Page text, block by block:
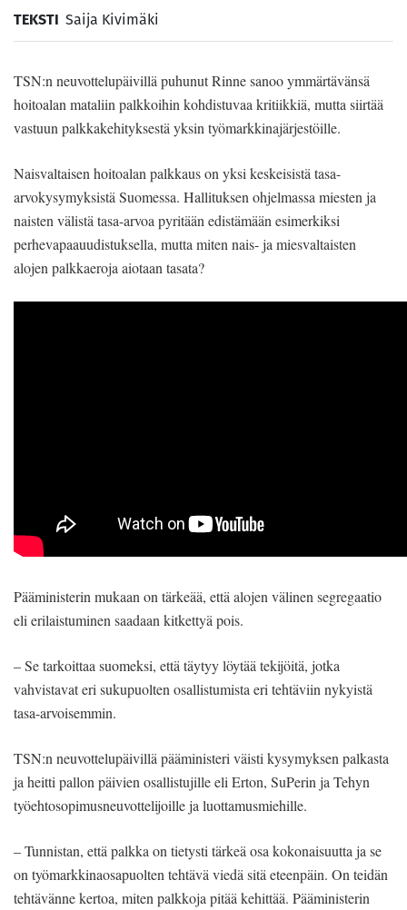
TEKSTI Saija Kivimäki
TSN:n neuvottelupäivillä puhunut Rinne sanoo ymmärtävänsä
hoitoalan mataliin palkkoihin kohdistuvaa kritiikkiä, mutta siirtää
vastuun palkkakehityksestä yksin työmarkkinajärjestöille.
Naisvaltaisen hoitoalan palkkaus on yksi keskeisistä tasa-
arvokysymyksistä Suomessa. Hallituksen ohjelmassa miesten ja
naisten välistä tasa-arvoa pyritään edistämään esimerkiksi
perhevapaauudistuksella, mutta miten nais- ja miesvaltaisten
alojen palkkaeroja aiotaan tasata?
Pääministerin mukaan on tärkeää, että alojen välinen segregaatio
eli erilaistuminen saadaan kitkettyä pois.
– Se tarkoittaa suomeksi, että täytyy löytää tekijöitä, jotka
vahvistavat eri sukupuolten osallistumista eri tehtäviin nykyistä
tasa-arvoisemmin.
TSN:n neuvottelupäivillä pääministeri väisti kysymyksen palkasta
ja heitti pallon päivien osallistujille eli Erton, SuPerin ja Tehyn
työehtosopimusneuvottelijoille ja luottamusmiehille.
– Tunnistan, että palkka on tietysti tärkeä osa kokonaisuutta ja se
on työmarkkinaosapuolten tehtävä viedä sitä eteenpäin. On teidän
tehtävänne kertoa, miten palkkoja pitää kehittää. Pääministerin